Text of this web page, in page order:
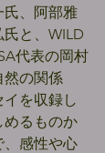
氏、阿部雅
と、WILD
代表の岡村
然の関係
を収録し
めるものか
、感性や心